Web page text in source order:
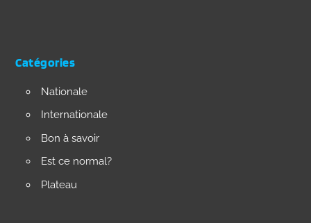
Catégories
Nationale
Internationale
Bon à savoir
Est ce normal?
Plateau